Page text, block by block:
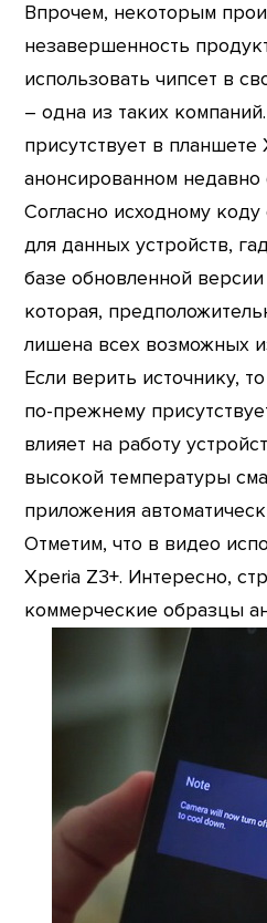
Впрочем, некоторым
незавершенность
использовать чипсет в
– одна из таких
присутствует в
анонсированном недавно
Согласно исходному коду
для данных устройств,
базе обновленной версии
которая,
лишена всех возможных
Если верить источнику,
по-прежнему
влияет на работу
высокой температуры
приложения
Отметим, что в видео
Xperia Z3+. Интересно,
коммерческие образцы